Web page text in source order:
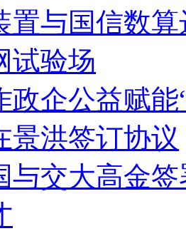
置与国信数
试验场
政企公益赋
景洪签订协议
与交大高金